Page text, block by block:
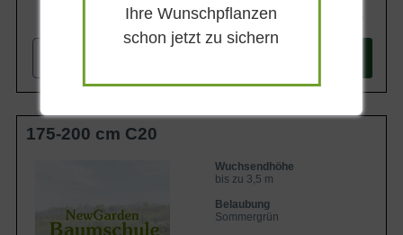
175-200 cm C20
Wuchsendhöhe
bis zu 3,5 m
Belaubung
Sommergrün
Ihre Wunschpflanzen
schon jetzt zu sichern